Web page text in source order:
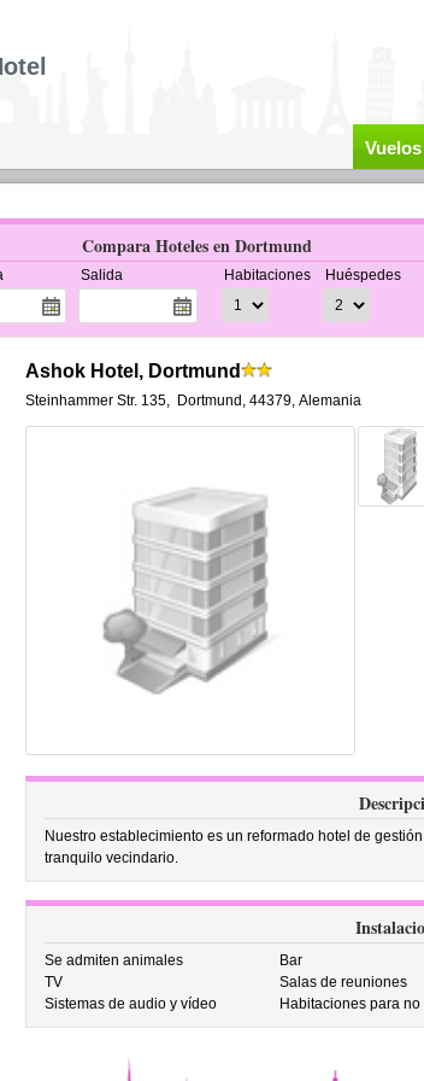
Compara Hoteles en Dortmund
Salida Habitaciones Huéspedes
Ashok Hotel, Dortmund
Steinhammer Str. 135, Dortmund , 44379, Alemania
Nuestro establecimiento es un reformado hotel de
tranquilo vecindario.
Se admiten animales Bar
TV
Salas de reuniones
Sistemas de audio y vídeo
Habitaciones para